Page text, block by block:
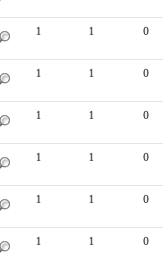
1 1 0
1 1 0
1 1 0
1 1 0
1 1 0
1 1 0